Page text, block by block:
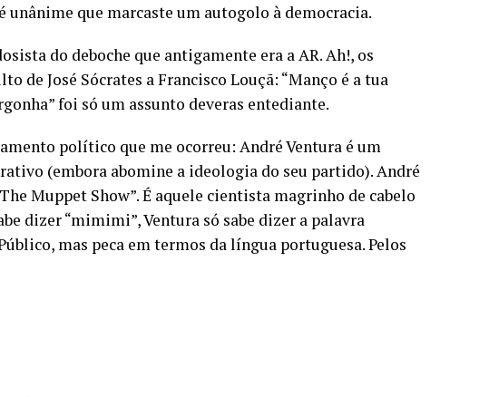
que marcaste um autogolo à democracia.
do deboche que antigamente era a AR. Ah!, os
de José Sócrates a Francisco Louçã: “Manço é a tua
foi só um assunto deveras entediante.
político que me ocorreu: André Ventura é um
(embora abomine a ideologia do seu partido). André
Muppet Show”. É aquele cientista magrinho de cabelo
dizer “mimimi”, Ventura só sabe dizer a palavra
mas peca em termos da língua portuguesa. Pelos